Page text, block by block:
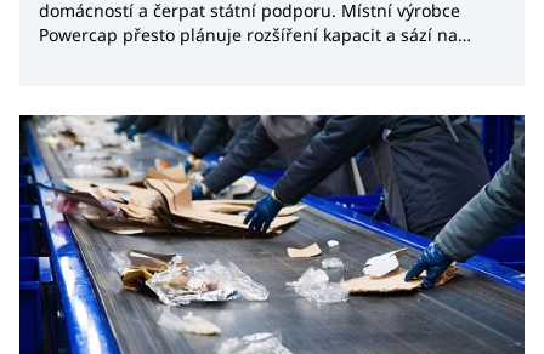
domácností a čerpat státní podporu. Místní výrobce
Powercap přesto plánuje rozšíření kapacit a sází na